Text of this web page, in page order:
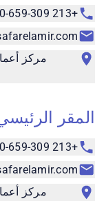
+213 560-659-309
المقر
+213 560-659-309